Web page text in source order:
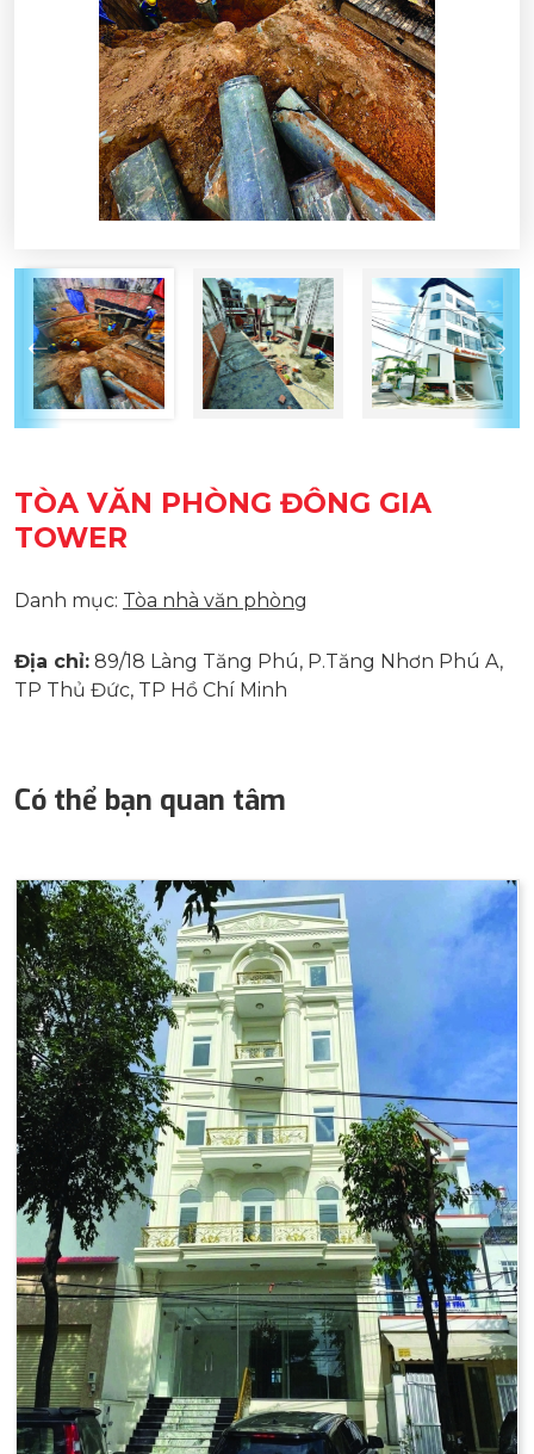
TÒA VĂN PHÒNG ĐÔNG GIA
TOWER
Danh mục: Tòa nhà văn phòng
Địa chỉ: 89/18 Làng Tăng Phú, P.Tăng Nhơn Phú A,
TP Thủ Đức, TP Hồ Chí Minh
Có thể bạn quan tâm